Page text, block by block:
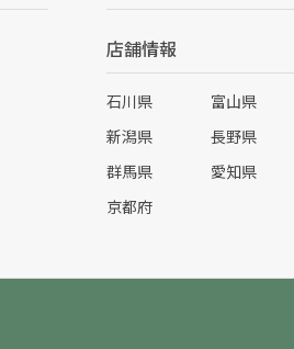
店舗情報
石川県
新潟県
群馬県
京都府
富山県
長野県
愛知県